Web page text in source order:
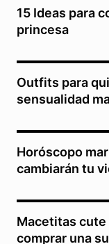
15 Ideas para
princesa
Outfits para
sensualidad
Horóscopo
cambiarán tu
Macetitas cute
comprar una